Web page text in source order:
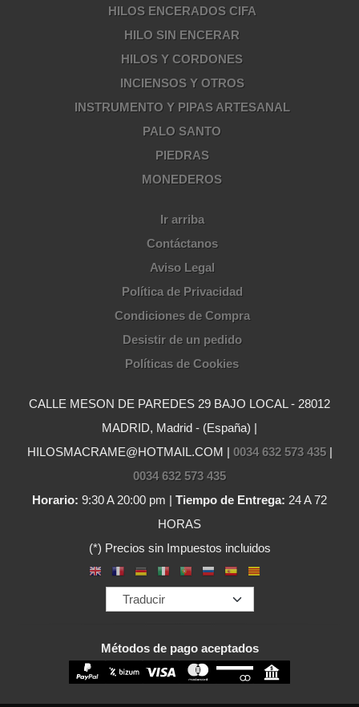
HILOS ENCERADOS CIFA
HILO SIN ENCERAR
HILOS Y CORDONES
INCIENSOS Y OTROS
INSTRUMENTO Y PIPAS ARTESANAL
PALO SANTO
PIEDRAS
MONEDEROS
Ir arriba
Contáctanos
Aviso Legal
Política de Privacidad
Condiciones de Compra
Desistir de un pedido
Políticas de Cookies
CALLE MESON DE PAREDES 29 BAJO LOCAL - 28012
MADRID, Madrid - (España) |
HILOSMACRAME@HOTMAIL.COM | 0034 632 573 435|
0034 632 573 435
Horario: 9:30 A 20:00 pm | Tiempo de Entrega: 24 A 72
HORAS
(*) Precios sin Impuestos incluidos
Métodos de pago aceptados